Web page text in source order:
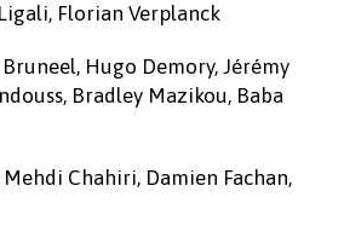
Florian Verplanck
Bruneel, Hugo Demory, Jérémy
Bradley Mazikou, Baba
Chahiri, Damien Fachan,